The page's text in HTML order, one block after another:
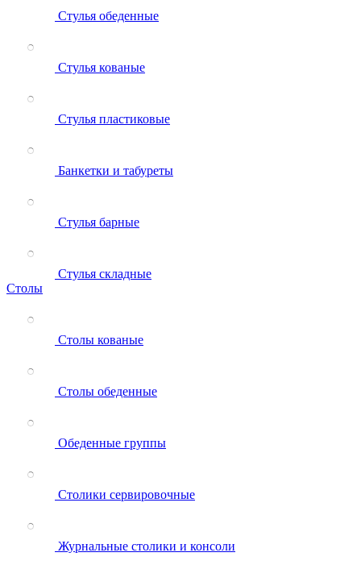
Стулья обеденные
Стулья кованые
Стулья пластиковые
Банкетки и табуреты
Стулья барные
Стулья складные
Столы
Столы кованые
Столы обеденные
Обеденные группы
Столики сервировочные
Журнальные столики и консоли